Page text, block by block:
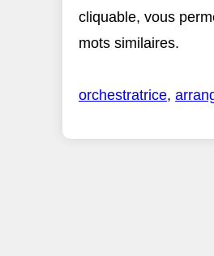
cliquable, vous
mots similaires.
orchestratrice,